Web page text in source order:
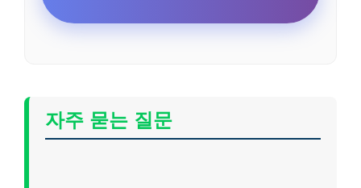
자주 묻는 질문